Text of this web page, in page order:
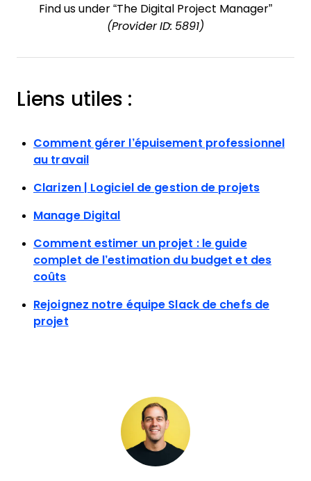
Find us under “The Digital Project Manager”
(Provider ID: 5891)
Liens utiles :
Comment gérer l’épuisement professionnel
au travail
Clarizen | Logiciel de gestion de projets
Manage Digital
Comment estimer un projet : le guide
complet de l’estimation du budget et des
coûts
Rejoignez notre équipe Slack de chefs de
projet